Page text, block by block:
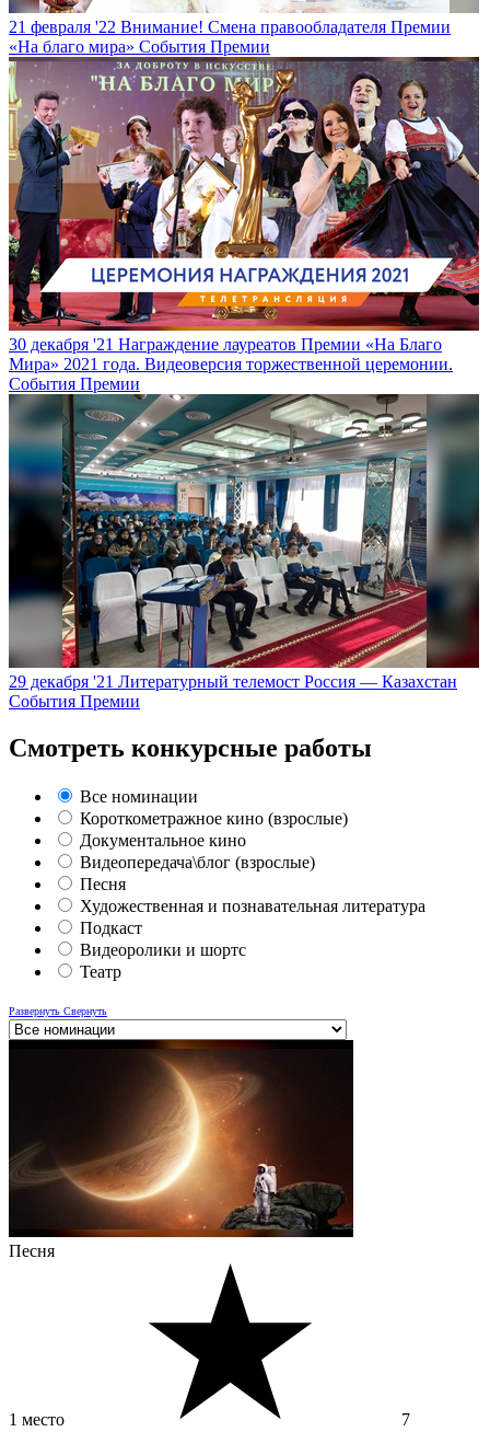
21 февраля '22 Внимание! Смена правообладателя Премии
«На благо мира» События Премии
30 декабря '21 Награждение лауреатов Премии «На Благо
Мира» 2021 года. Видеоверсия торжественной церемонии.
События Премии
29 декабря '21 Литературный телемост Россия — Казахстан
События Премии
Смотреть конкурсные работы
Все номинации
Короткометражное кино (взрослые)
Документальное кино
Видеопередача\блог (взрослые)
Песня
Художественная и познавательная литература
Подкаст
Видеоролики и шортс
Театр
Развернуть Свернуть
Песня
1 место 7